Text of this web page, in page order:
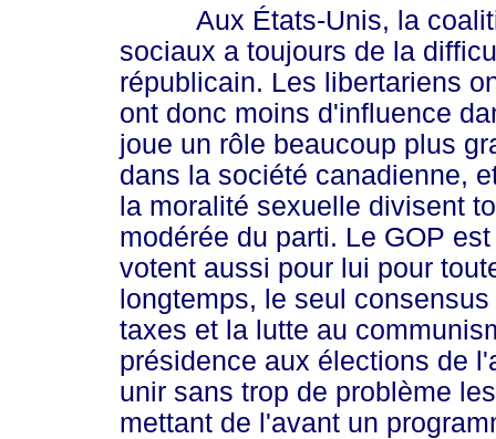
Aux États-Unis, la
sociaux a toujours de la
républicain. Les libertariens
ont donc moins d'influence
joue un rôle beaucoup plus
dans la société canadienne,
la moralité sexuelle divisent
modérée du parti. Le GOP
votent aussi pour lui pour
longtemps, le seul
taxes et la lutte au
présidence aux élections de
unir sans trop de problème
mettant de l'avant un